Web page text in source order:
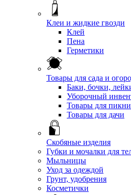
Клеи и жидкие гвозди
Клей
Пена
Герметики
Товары для сада и
Баки, бочки,
Уборочный
Товары для
Товары для дачи
Скобяные изделия
Губки и мочалки для
Мыльницы
Уход за одеждой
Грунт, удобрения
Косметички